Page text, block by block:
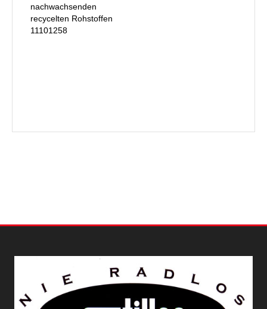
nachwachsenden
recycelten Rohstoffen
11101258